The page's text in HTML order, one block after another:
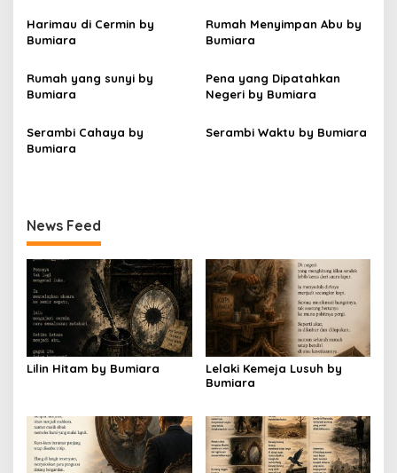
i
p
s
Harimau di Cermin by
Bumiara
Rumah Menyimpan Abu by
Bumiara
Rumah yang sunyi by
Bumiara
Pena yang Dipatahkan
Negeri by Bumiara
Serambi Cahaya by
Bumiara
Serambi Waktu by Bumiara
News Feed
Lilin Hitam by Bumiara
Lelaki Kemeja Lusuh by
Bumiara